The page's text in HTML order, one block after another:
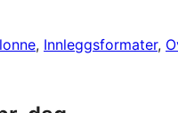
, Innleggsformater,